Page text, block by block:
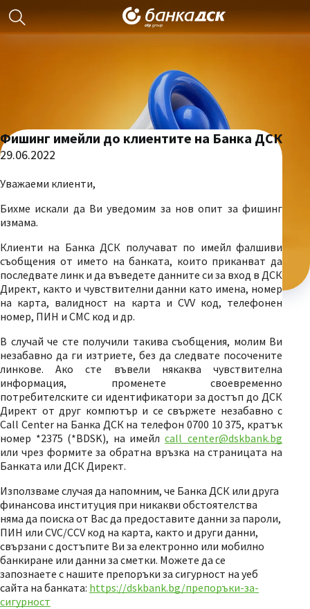
Фишинг имейли до клиентите на Банка ДСК
29.06.2022
Уважаеми клиенти,
Бихме искали да Ви уведомим за нов опит за фишинг
измама.
Клиенти на Банка ДСК получават по имейл фалшиви
съобщения от името на банката, които приканват да
последвате линк и да въведете данните си за вход в ДСК
Директ, както и чувствителни данни като имена, номер
на карта, валидност на карта и CVV код, телефонен
номер, ПИН и СМС код и др.
В случай че сте получили такива съобщения, молим Ви
незабавно да ги изтриете, без да следвате посочените
линкове. Ако сте въвели някаква чувствителна
информация, променете своевременно
потребителските си идентификатори за достъп до ДСК
Директ от друг компютър и се свържете незабавно с
Call Center на Банка ДСК на телефон 0700 10 375, кратък
номер *2375 (*BDSK), на имейл call_center@dskbank.bg
или чрез формите за обратна връзка на страницата на
Банката или ДСК Директ.
Използваме случая да напомним, че Банка ДСК или друга
финансова институция при никакви обстоятелства
няма да поиска от Вас да предоставите данни за пароли,
ПИН или CVC/CCV код на карта, както и други данни,
свързани с достъпите Ви за електронно или мобилно
банкиране или данни за сметки. Можете да се
запознаете с нашите препоръки за сигурност на уеб
сайта на банката: https://dskbank.bg/препоръки-за-
сигурност